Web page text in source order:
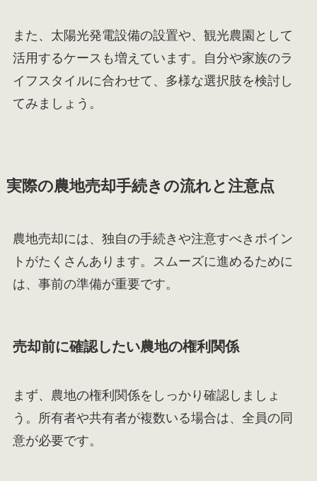
また、太陽光発電設備の設置や、観光農園として
活用するケースも増えています。自分や家族のラ
イフスタイルに合わせて、多様な選択肢を検討し
てみましょう。
実際の農地売却手続きの流れと注意点
農地売却には、独自の手続きや注意すべきポイン
トがたくさんあります。スムーズに進めるために
は、事前の準備が重要です。
売却前に確認したい農地の権利関係
まず、農地の権利関係をしっかり確認しましょ
う。所有者や共有者が複数いる場合は、全員の同
意が必要です。